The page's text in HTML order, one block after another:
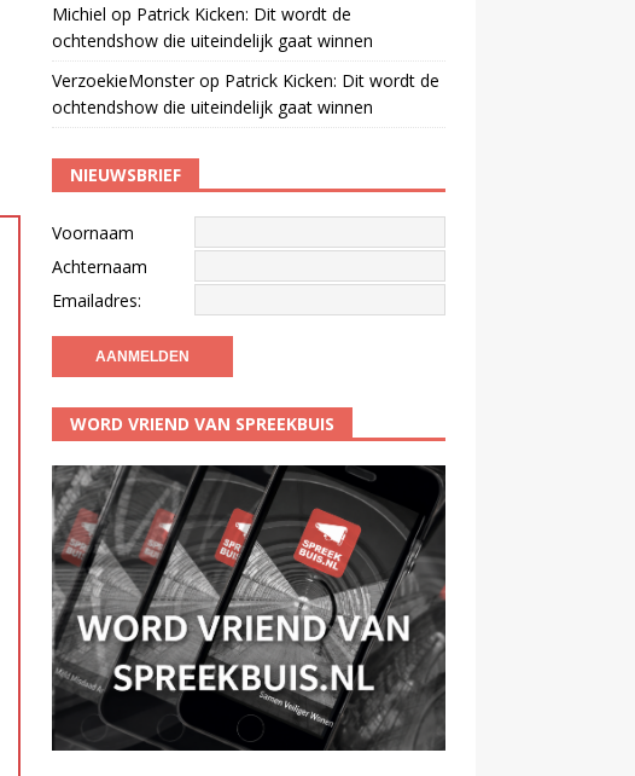
Michiel op Patrick Kicken: Dit wordt de
ochtendshow die uiteindelijk gaat winnen
VerzoekieMonsterop Patrick Kicken: Dit wordt de
ochtendshow die uiteindelijk gaat winnen
NIEUWSBRIEF
Voornaam
Achternaam
Emailadres:
WORD VRIEND VAN SPREEKBUIS